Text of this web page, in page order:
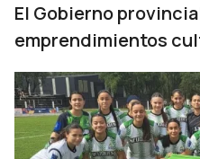
El Gobierno
emprendimientos